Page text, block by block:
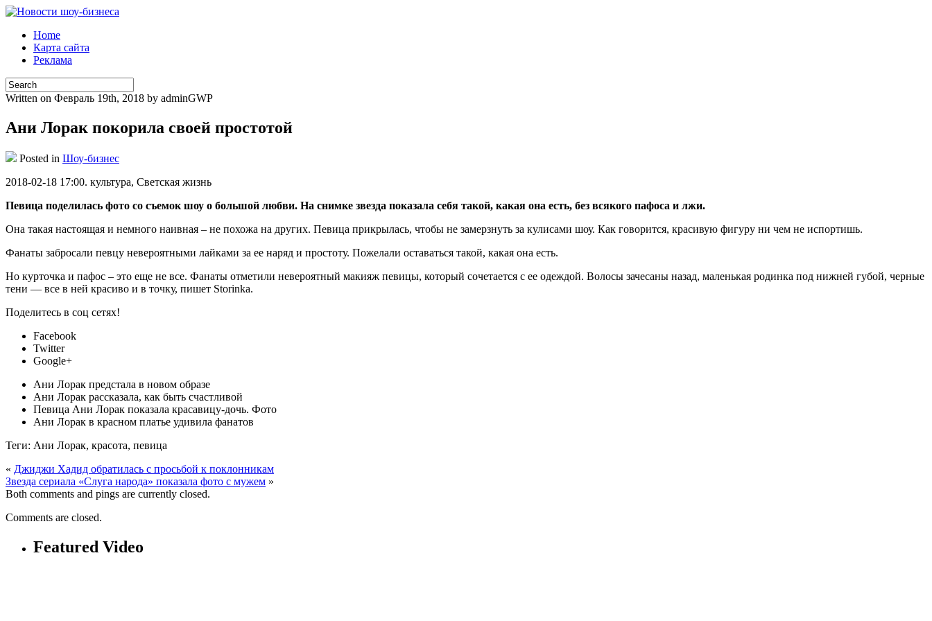
Home
Карта сайта
Реклама
Written on Февраль 19th, 2018 by adminGWP
Ани Лорак покорила своей простотой
Posted in Шоу-бизнес
2018-02-18 17:00. культурa, Свeтскaя жизнь
Певица поделилась фото со съемок шоу о большой любви. На снимке звезда показала себя такой, какая она есть, без всякого пафоса и лжи.
Она такая настоящая и немного наивная – не похожа на других. Певица прикрылась, чтобы не замерзнуть за кулисами шоу. Как говорится, красивую фигуру ни чем не испортишь.
Фанаты забросали певцу невероятными лайками за ее наряд и простоту. Пожелали оставаться такой, какая она есть.
Но курточка и пафос – это еще не все. Фанаты отметили невероятный макияж певицы, который сочетается с ее одеждой. Волосы зачесаны назад, маленькая родинка под нижней губой, черные
тени — все в ней красиво и в точку, пишет Storinka.
Поделитесь в соц сетях!
Facebook
Twitter
Google+
Ани Лорак предстала в новом образе
Ани Лорак рассказала, как быть счастливой
Певица Ани Лорак показала красавицу-дочь. Фото
Ани Лорак в красном платье удивила фанатов
Теги: Ани Лорак, красота, певица
« Джиджи Хадид обратилась с просьбой к поклонникам
Звезда сериала «Слуга народа» показала фото с мужем »
Both comments and pings are currently closed.
Comments are closed.
Featured Video